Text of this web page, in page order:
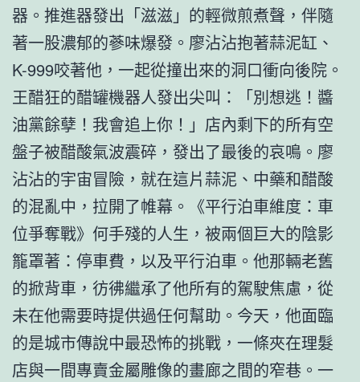
器。推進器發出「滋滋」的輕微煎煮聲，伴隨
著一股濃郁的蔘味爆發。廖沾沾抱著蒜泥缸、
K-999咬著他，一起從撞出來的洞口衝向後院。
王醋狂的醋罐機器人發出尖叫：「別想逃！醬
油黨餘孽！我會追上你！」店內剩下的所有空
盤子被醋酸氣波震碎，發出了最後的哀鳴。廖
沾沾的宇宙冒險，就在這片蒜泥、中藥和醋酸
的混亂中，拉開了帷幕。《平行泊車維度：車
位爭奪戰》何手殘的人生，被兩個巨大的陰影
籠罩著：停車費，以及平行泊車。他那輛老舊
的掀背車，彷彿繼承了他所有的駕駛焦慮，從
未在他需要時提供過任何幫助。今天，他面臨
的是城市傳說中最恐怖的挑戰，一條夾在理髮
店與一間專賣金屬雕像的畫廊之間的窄巷。一